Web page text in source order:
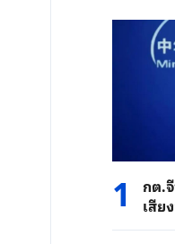
1
กต.
เสีย
ไฟใ